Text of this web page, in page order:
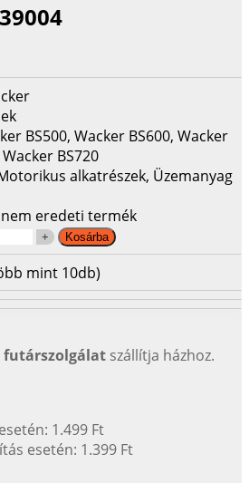
BS500, Wacker BS600, Wacker
BS720
alkatrészek, Üzemanyag
eredeti termék
mint 10db)
futárszolgálat szállítja házhoz.
1.499 Ft
esetén: 1.399 Ft